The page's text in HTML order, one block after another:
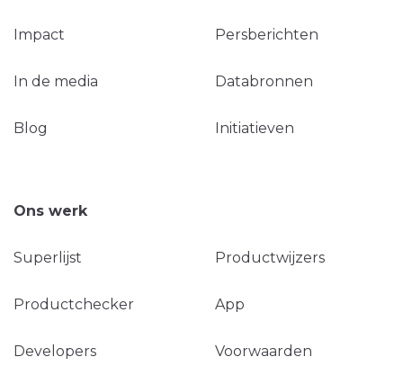
Impact Persberichten
In de media Databronnen
Blog Initiatieven
Ons werk
Superlijst Productwijzers
Productchecker App
Developers Voorwaarden